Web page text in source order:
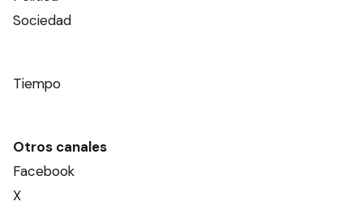
Sociedad
Tiempo
Otros canales
Facebook
X